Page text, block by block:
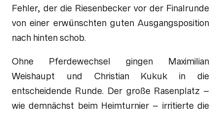
Fehler, der die Riesenbecker vor der Finalrunde
von einer erwünschten guten Ausgangsposition
nach hinten schob.
Ohne Pferdewechsel gingen Maximilian
Weishaupt und Christian Kukuk in die
entscheidende Runde. Der große Rasenplatz –
wie demnächst beim Heimturnier – irritierte die